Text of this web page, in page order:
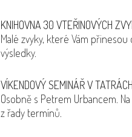
KNIHOVNA 30 VTEŘINOVÝCH
Malé zvyky, které Vám
výsledky.
VÍKENDOVÝ SEMINÁŘ V TATRÁCH
Osobně s Petrem Urbancem.
z řady termínů.